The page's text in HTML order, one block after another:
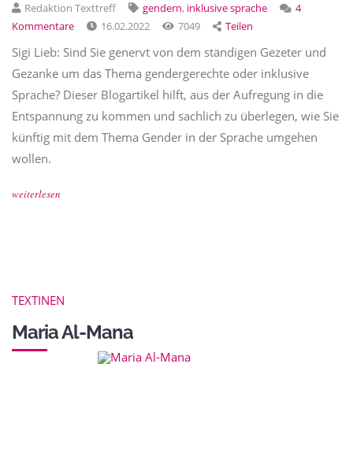
Redaktion Texttreff gendern, inklusive sprache
4
Kommentare
16.02.2022 7049 Teilen
Sigi Lieb: Sind Sie genervt von dem ständigen Gezeter und
Gezanke um das Thema gendergerechte oder inklusive
Sprache? Dieser Blogartikel hilft, aus der Aufregung in die
Entspannung zu kommen und sachlich zu überlegen, wie Sie
künftig mit dem Thema Gender in der Sprache umgehen
wollen.
weiterlesen
TEXTINEN
Maria Al-Mana